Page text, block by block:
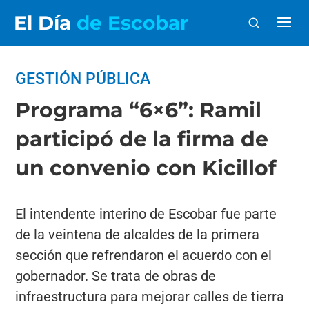
El Día de Escobar
GESTIÓN PÚBLICA
Programa “6×6”: Ramil
participó de la firma de
un convenio con Kicillof
El intendente interino de Escobar fue parte
de la veintena de alcaldes de la primera
sección que refrendaron el acuerdo con el
gobernador. Se trata de obras de
infraestructura para mejorar calles de tierra